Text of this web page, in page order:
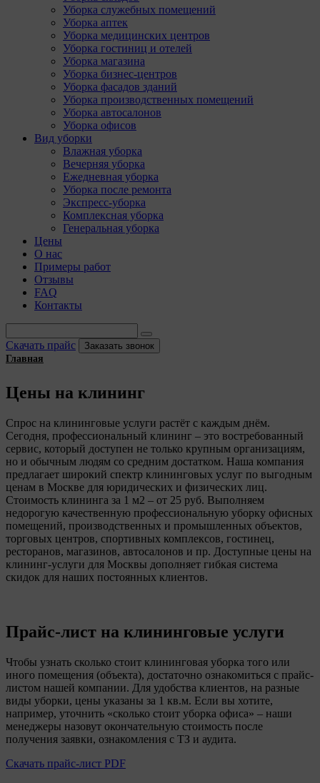
Уборка служебных помещений
Уборка аптек
Уборка медицинских центров
Уборка гостиниц и отелей
Уборка магазина
Уборка бизнес-центров
Уборка фасадов зданий
Уборка производственных помещений
Уборка автосалонов
Уборка офисов
Вид уборки
Влажная уборка
Вечерняя уборка
Ежедневная уборка
Уборка после ремонта
Экспресс-уборка
Комплексная уборка
Генеральная уборка
Цены
О нас
Примеры работ
Отзывы
FAQ
Контакты
Скачать прайс
Заказать звонок
Главная
Цены на клининг
Спрос на клининговые услуги растёт с каждым днём.
Сегодня, профессиональный клининг – это востребованный
сервис, который доступен не только крупным организациям,
но и обычным людям со средним достатком. Наша компания
предлагает широкий спектр клининговых услуг по выгодным
ценам в Москве для юридических и физических лиц.
Стоимость клининга за 1 м2 – от 25 руб. Выполняем
недорогую качественную профессиональную уборку офисных
помещений, производственных и промышленных объектов,
торговых центров, спортивных комплексов, гостинец,
ресторанов, магазинов, автосалонов и пр. Доступные цены на
клининг-услуги для Москвы дополняет гибкая система
скидок для наших постоянных клиентов.
Прайс-лист на клининговые услуги
Чтобы узнать сколько стоит клининговая уборка того или
иного помещения (объекта), достаточно ознакомиться с прайс-
листом нашей компании. Для удобства клиентов, на разные
виды уборки, цены указаны за 1 кв.м. Если вы хотите,
например, уточнить «сколько стоит уборка офиса» – наши
менеджеры назовут окончательную стоимость после
получения заявки, ознакомления с ТЗ и аудита.
Скачать прайс-лист PDF